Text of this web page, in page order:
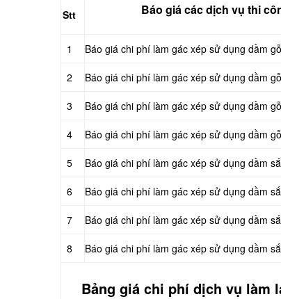
Stt Báo giá các dịch vụ thi
1 Báo giá chi phí làm gác xép sử dụng dầm
2 Báo giá chi phí làm gác xép sử dụng dầm
3 Báo giá chi phí làm gác xép sử dụng dầm
4 Báo giá chi phí làm gác xép sử dụng dầm
5 Báo giá chi phí làm gác xép sử dụng dầm
6 Báo giá chi phí làm gác xép sử dụng dầm
7 Báo giá chi phí làm gác xép sử dụng dầm
8 Báo giá chi phí làm gác xép sử dụng dầm
Bảng giá chi phí dịch vụ làm